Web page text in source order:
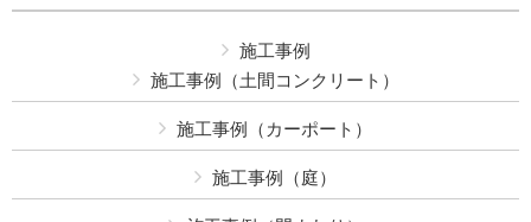
施工事例
施工事例（土間コンクリート）
施工事例（カーポート）
施工事例（庭）